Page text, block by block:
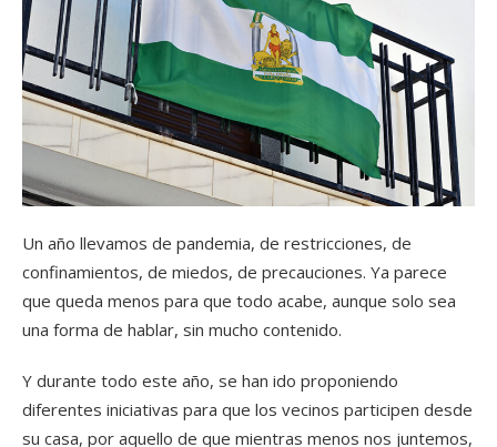
Un año llevamos de pandemia, de restricciones, de
confinamientos, de miedos, de precauciones. Ya parece
que queda menos para que todo acabe, aunque solo sea
una forma de hablar, sin mucho contenido.
Y durante todo este año, se han ido proponiendo
diferentes iniciativas para que los vecinos participen desde
su casa, por aquello de que mientras menos nos juntemos,